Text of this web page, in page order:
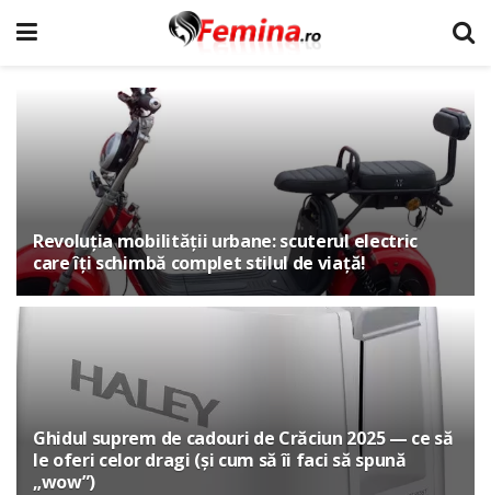
Revoluția mobilității urbane: scuterul electric
care îți schimbă complet stilul de viață!
Ghidul suprem de cadouri de Crăciun 2025 — ce să
le oferi celor dragi (și cum să îi faci să spună
„wow”)